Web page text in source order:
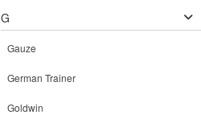
G
Gauze
German Trainer
Goldwin